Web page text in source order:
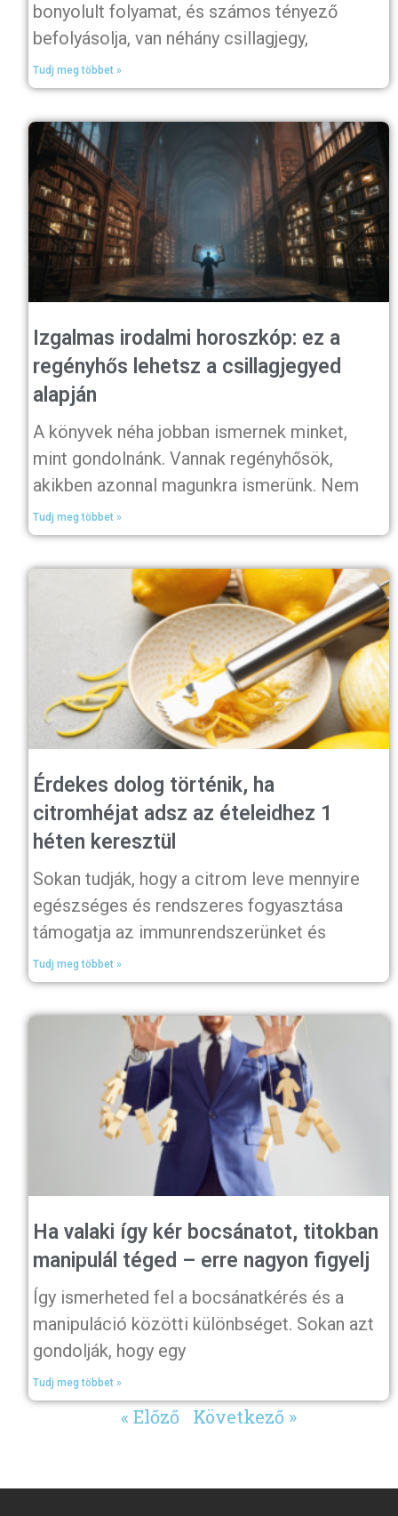
bonyolult folyamat, és számos tényező
befolyásolja, van néhány csillagjegy,
Tudj meg többet »
Izgalmas irodalmi horoszkóp: ez a
regényhős lehetsz a csillagjegyed
alapján
A könyvek néha jobban ismernek minket,
mint gondolnánk. Vannak regényhősök,
akikben azonnal magunkra ismerünk. Nem
Tudj meg többet »
Érdekes dolog történik, ha
citromhéjat adsz az ételeidhez 1
héten keresztül
Sokan tudják, hogy a citrom leve mennyire
egészséges és rendszeres fogyasztása
támogatja az immunrendszerünket és
Tudj meg többet »
Ha valaki így kér bocsánatot, titokban
manipulál téged – erre nagyon figyelj
Így ismerheted fel a bocsánatkérés és a
manipuláció közötti különbséget. Sokan azt
gondolják, hogy egy
Tudj meg többet »
« Előző Következő »